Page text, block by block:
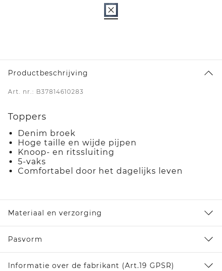
Productbeschrijving
Art. nr.: B37814610283
Toppers
Denim broek
Hoge taille en wijde pijpen
Knoop- en ritssluiting
5-vaks
Comfortabel door het dagelijks leven
Materiaal en verzorging
Pasvorm
Informatie over de fabrikant (Art.19 GPSR)